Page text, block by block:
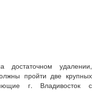
удалении,
пройти две крупных
г. Владивосток с